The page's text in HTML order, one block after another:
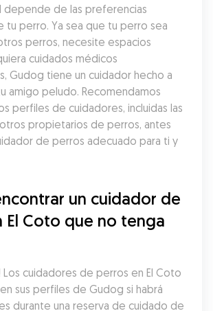
depende de las preferencias
tu perro. Ya sea que tu perro sea
perros, necesite espacios
cuidados médicos
Gudog tiene un cuidador hecho a
amigo peludo. Recomendamos
perfiles de cuidadores, incluidas las
propietarios de perros, antes
de perros adecuado para ti y
un cuidador de
El Coto que no tenga
Los cuidadores de perros en El Coto
sus perfiles de Gudog si habrá
durante una reserva de cuidado de